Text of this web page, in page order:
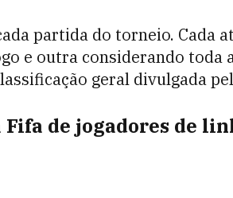
partida do torneio. Cada
e outra considerando toda
geral divulgada
de jogadores de